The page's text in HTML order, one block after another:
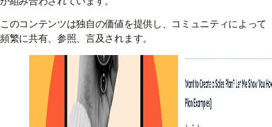
このコンテンツは独自の価値を提供し、コミュニティによって
頻繁に共有、参照、言及されます。